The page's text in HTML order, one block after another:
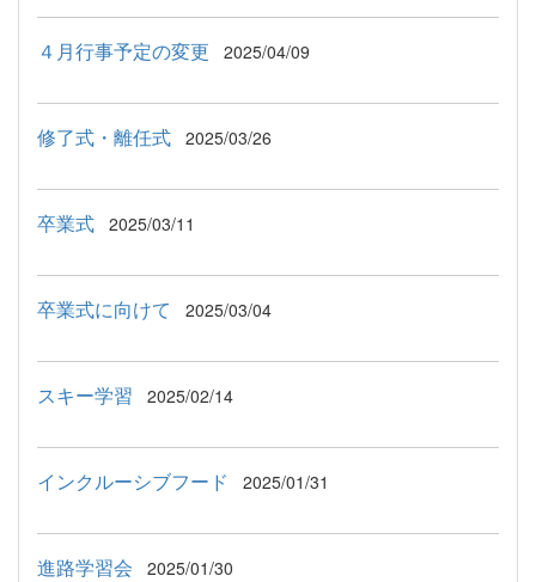
４月行事予定の変更 2025/04/09
修了式・離任式 2025/03/26
卒業式 2025/03/11
卒業式に向けて 2025/03/04
スキー学習 2025/02/14
インクルーシブフード 2025/01/31
進路学習会 2025/01/30